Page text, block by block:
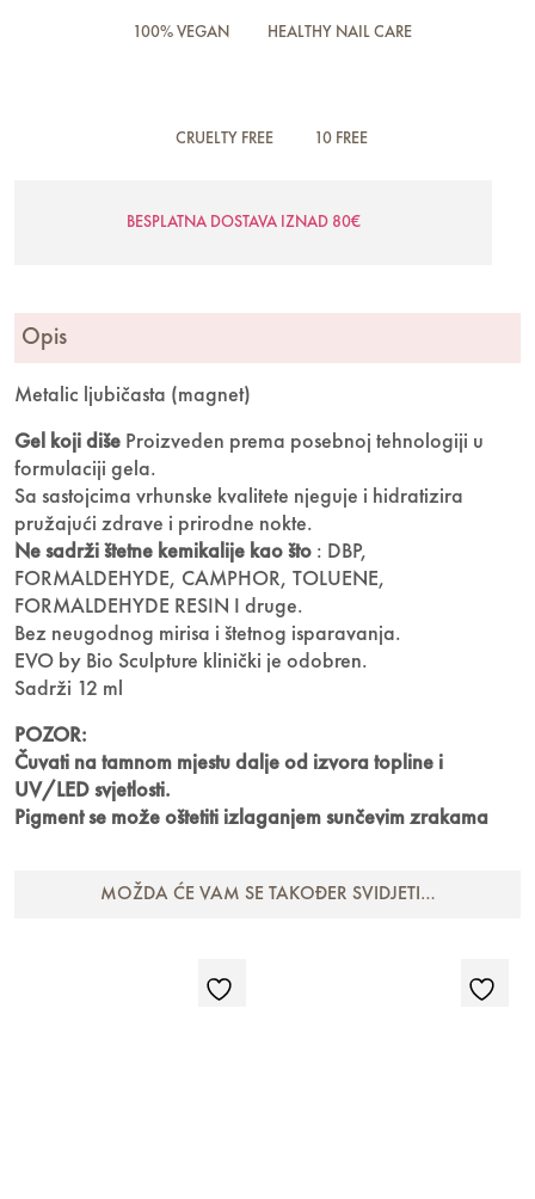
100% VEGAN HEALTHY NAIL CARE
CRUELTY FREE 10 FREE
BESPLATNA DOSTAVA IZNAD 80€
Opis
Metalic ljubičasta (magnet)
Gel koji diše Proizveden prema posebnoj tehnologiji u
formulaciji gela.
Sa sastojcima vrhunske kvalitete njeguje i hidratizira
pružajući zdrave i prirodne nokte.
Ne sadrži štetne kemikalije kao što : DBP,
FORMALDEHYDE, CAMPHOR, TOLUENE,
FORMALDEHYDE RESIN I druge.
Bez neugodnog mirisa i štetnog isparavanja.
EVO by Bio Sculpture klinički je odobren.
Sadrži 12 ml
POZOR:
Čuvati na tamnom mjestu dalje od izvora topline i
UV/LED svjetlosti.
Pigment se može oštetiti izlaganjem sunčevim zrakama
MOŽDA ĆE VAM SE TAKOĐER SVIDJETI…